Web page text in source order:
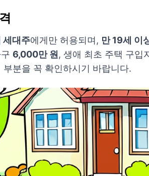
세대주에게만 허용되며, 만 19세 이
6,000만 원 , 생애 최초 주택 구입
부분을 꼭 확인하시기 바랍니다.